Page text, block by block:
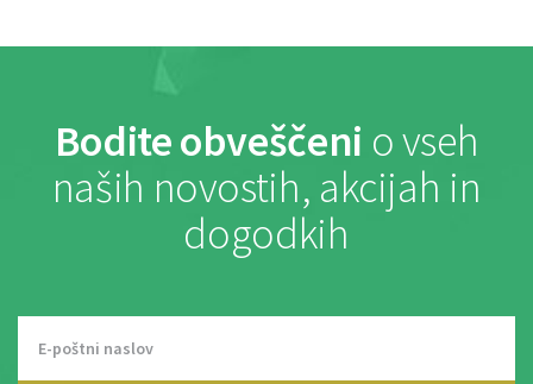
Bodite obveščeni o vseh
naših novostih, akcijah in
dogodkih